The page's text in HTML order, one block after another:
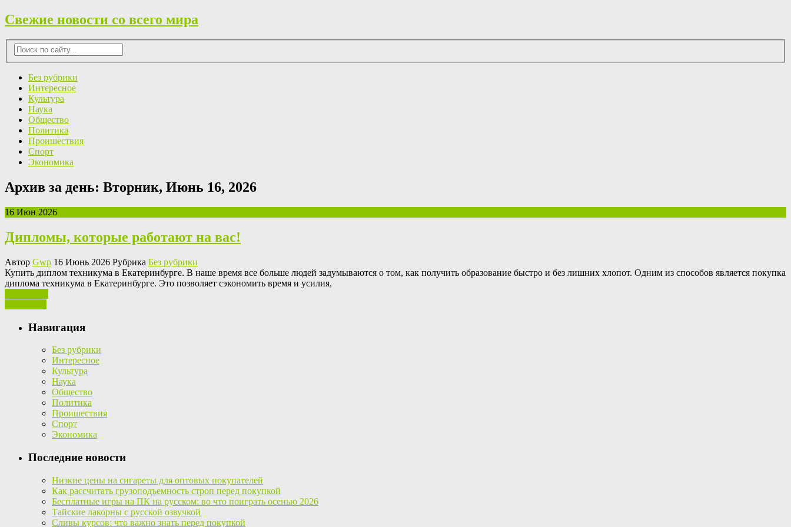
Свежие новости со всего мира
Без рубрики
Интересное
Культура
Наука
Общество
Политика
Проишествия
Спорт
Экономика
Архив за день: Вторник, Июнь 16, 2026
16 Июн 2026
Дипломы, которые работают на вас!
Автор Gwp 16 Июнь 2026 Рубрика Без рубрики
Купить диплoм тexникумa в Eкaтeринбургe. В наше время все больше людей задумываются о том, как получить образование быстро и без лишних хлопот. Одним из способов является покупка
диплома техникума в Екатеринбурге. Это позволяет сэкономить время и усилия,
Навигация
Без рубрики
Интересное
Культура
Наука
Общество
Политика
Проишествия
Спорт
Экономика
Последние новости
Низкие цены на сигареты для оптовых покупателей
Как рассчитать грузоподъемность строп перед покупкой
Бесплатные игры на ПК на русском: во что поиграть осенью 2026
Тайские лакорны с русской озвучкой
Сливы курсов: что важно знать перед покупкой